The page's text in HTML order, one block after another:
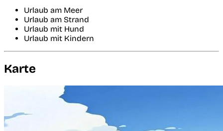
Urlaub am Meer
Urlaub am Strand
Urlaub mit Hund
Urlaub mit Kindern
Karte